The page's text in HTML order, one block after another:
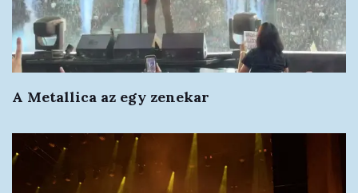
A Metallica az egy zenekar